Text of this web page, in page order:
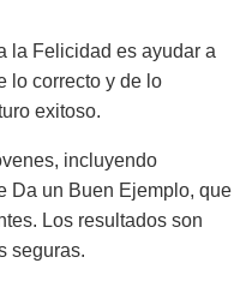
la Felicidad es ayudar a
lo correcto y de lo
exitoso.
incluyendo
Da un Buen Ejemplo, que
Los resultados son
seguras.